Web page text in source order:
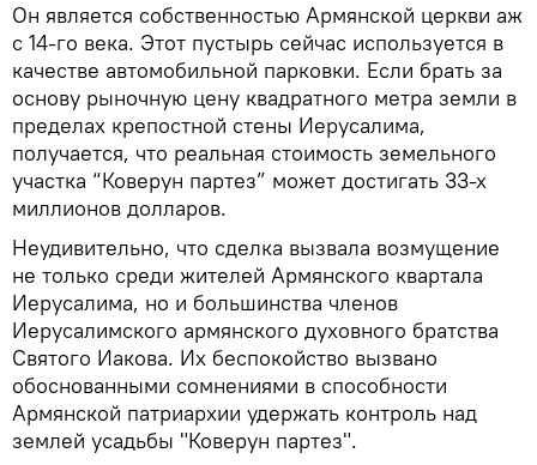
Он является собственностью Армянской церкви аж
с 14-го века. Этот пустырь сейчас используется в
качестве автомобильной парковки. Если брать за
основу рыночную цену квадратного метра земли в
пределах крепостной стены Иерусалима,
получается, что реальная стоимость земельного
участка “Коверун партез” может достигать 33-х
миллионов долларов.
Неудивительно, что сделка вызвала возмущение
не только среди жителей Армянского квартала
Иерусалима, но и большинства членов
Иерусалимского армянского духовного братства
Святого Иакова. Их беспокойство вызвано
обоснованными сомнениями в способности
Армянской патриархии удержать контроль над
землей усадьбы "Коверун партез".